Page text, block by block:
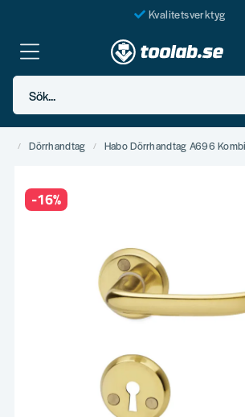
Kvalitetsverktyg
Fraktfritt över 999 SEK*
En järnhandel för alla
Sök...
Dörrhandtag Habo Dörrhandtag A696
-16%